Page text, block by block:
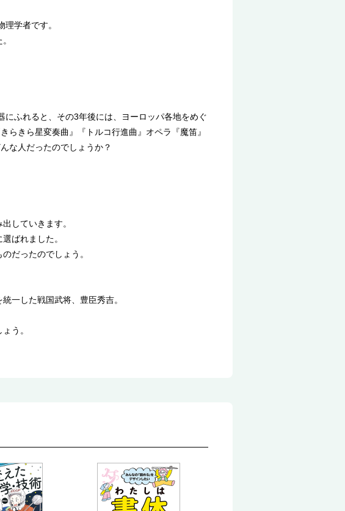
学者です。
ふれると、その3年後には、ヨーロッパ各地をめぐ
らきら星変奏曲』『トルコ行進曲』オペラ『魔笛』
な人だったのでしょうか？
していきます。
ばれました。
だったのでしょう。
一した戦国武将、豊臣秀吉。
う。